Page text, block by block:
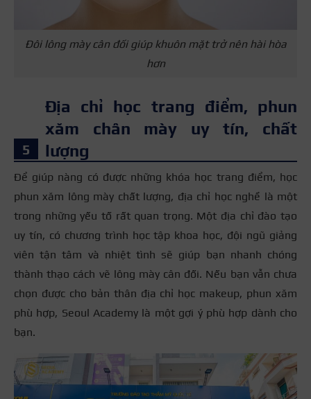
Đôi lông mày cân đối giúp khuôn mặt trở nên hài hòa
hơn
Địa chỉ học trang điểm, phun
xăm chân mày uy tín, chất
lượng
Để giúp nàng có được những khóa học trang điểm, học
phun xăm lông mày chất lượng, địa chỉ học nghề là một
trong những yếu tố rất quan trọng. Một địa chỉ đào tạo
uy tín, có chương trình học tập khoa học, đội ngũ giảng
viên tận tâm và nhiệt tình sẽ giúp bạn nhanh chóng
thành thạo cách vẽ lông mày cân đối. Nếu bạn vẫn chưa
chọn được cho bản thân địa chỉ học makeup, phun xăm
phù hợp, Seoul Academy là một gợi ý phù hợp dành cho
bạn.